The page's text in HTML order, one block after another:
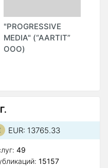
"PROGRESSIVE
MEDIA" (“AARTIT”
ООО)
EUR: 13765.33
49
15157